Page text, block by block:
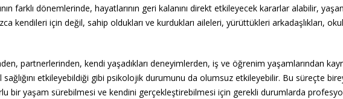
farklı dönemlerinde, hayatlarının geri kalanını direkt etkileyecek kararlar alabilir,
kendileri için değil, sahip oldukları ve kurdukları aileleri, yürüttükleri arkadaşlıkları,
partnerlerinden, kendi yaşadıkları deneyimlerden, iş ve öğrenim yaşamlarından
etkileyebildiği gibi psikolojik durumunu da olumsuz etkileyebilir. Bu süreçte
bir yaşam sürebilmesi ve kendini gerçekleştirebilmesi için gerekli durumlarda